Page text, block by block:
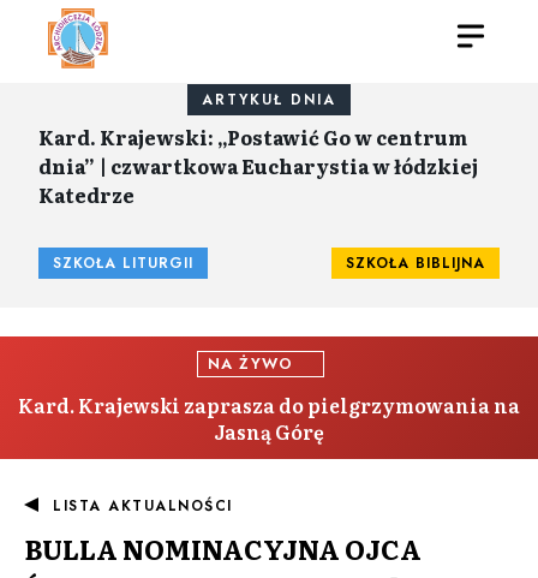
ARTYKUŁ DNIA
Kard. Krajewski: „Postawić Go w centrum
dnia” | czwartkowa Eucharystia w łódzkiej
Katedrze
SZKOŁA LITURGII SZKOŁA BIBLIJNA
NA ŻYWO
Kard. Krajewski zaprasza do pielgrzymowania na
Jasną Górę
LISTA AKTUALNOŚCI
BULLA NOMINACYJNA OJCA